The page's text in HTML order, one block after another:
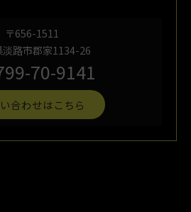
〒656-1511
淡路市郡家1134-26
70-9141
合わせはこちら